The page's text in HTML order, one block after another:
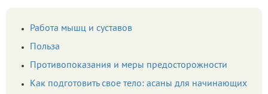
Работа мышц и суставов
Польза
Противопоказания и меры предосторожности
Как подготовить свое тело: асаны для начинающих